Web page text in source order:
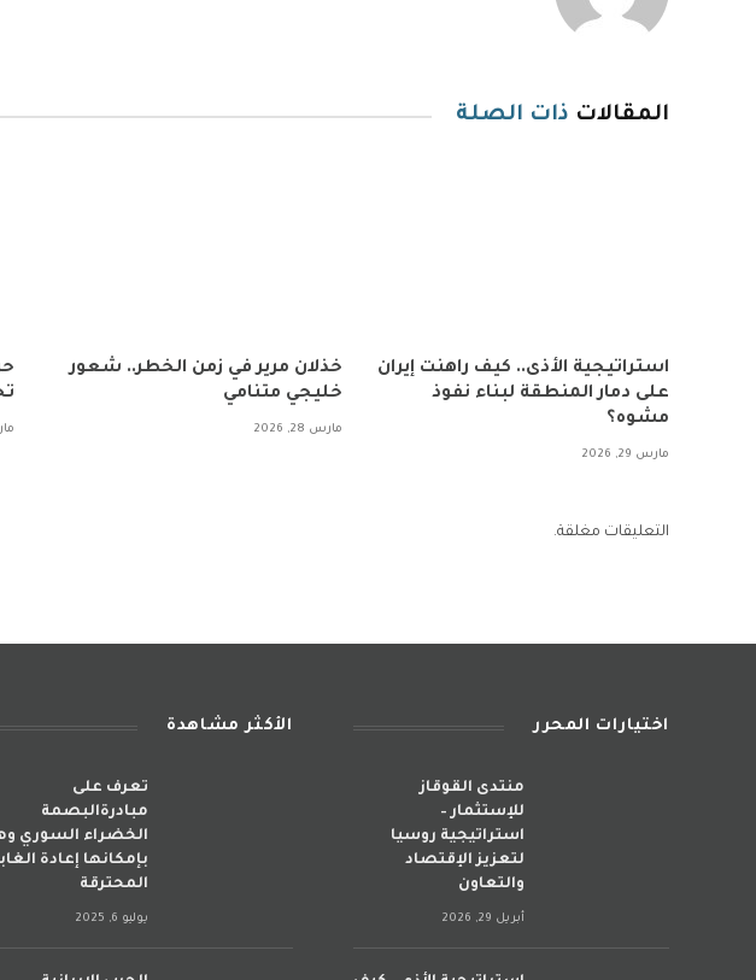
المقالات ذات الصلة
استراتيجية الأذى.. كيف راهنت إيران
على دمار المنطقة لبناء نفوذ
مشوه؟
مارس 29, 2026
خذلان مرير في زمن الخطر.. شعور
خليجي متنامي
مارس 28, 2026 مارس
التعليقات مغلقة.
اختيارات المحرر
منتدى القوقاز
للإستثمار –
استراتيجية روسيا
لتعزيز الإقتصاد
والتعاون
أبريل 29, 2026
الأكثر مشاهدة
تعرف على
مبادرةالبصمة
الخضراء السوري
بإمكانها إعادة
المحترقة
يوليو 6, 2025